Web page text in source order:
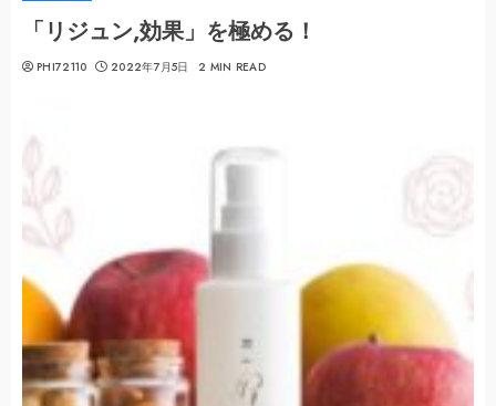
「リジュン,効果」を極める！
PHI72110 2022年7月5日 2 MIN READ